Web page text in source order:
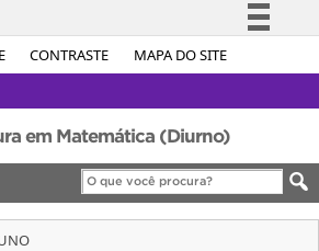
CONTRASTE MAPA DO SITE
Simplifique!
Acesso à informação
Legislação
Canais
em Matemática (Diurno)